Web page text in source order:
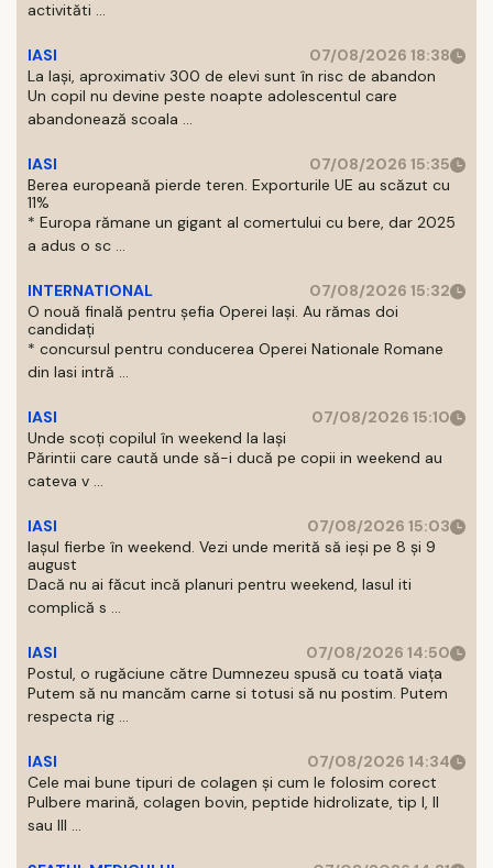
activităti ...
IASI
07/08/2026 18:38
La Iași, aproximativ 300 de elevi sunt în risc de abandon
Un copil nu devine peste noapte adolescentul care
abandonează scoala ...
IASI
07/08/2026 15:35
Berea europeană pierde teren. Exporturile UE au scăzut cu
11%
* Europa rămane un gigant al comertului cu bere, dar 2025
a adus o sc ...
INTERNATIONAL
07/08/2026 15:32
O nouă finală pentru șefia Operei Iași. Au rămas doi
candidați
* concursul pentru conducerea Operei Nationale Romane
din Iasi intră ...
IASI
07/08/2026 15:10
Unde scoți copilul în weekend la Iași
Părintii care caută unde să-i ducă pe copii in weekend au
cateva v ...
IASI
07/08/2026 15:03
Iașul fierbe în weekend. Vezi unde merită să ieși pe 8 și 9
august
Dacă nu ai făcut incă planuri pentru weekend, Iasul iti
complică s ...
IASI
07/08/2026 14:50
Postul, o rugăciune către Dumnezeu spusă cu toată viața
Putem să nu mancăm carne si totusi să nu postim. Putem
respecta rig ...
IASI
07/08/2026 14:34
Cele mai bune tipuri de colagen și cum le folosim corect
Pulbere marină, colagen bovin, peptide hidrolizate, tip I, II
sau III ...